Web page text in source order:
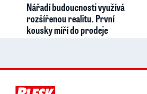
Nářadí budoucnosti využívá
rozšířenou realitu. První
kousky míří do prodeje